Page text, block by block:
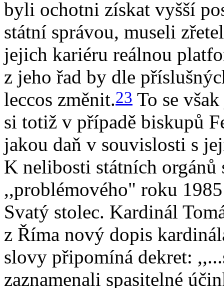
byli ochotni získat vyšší
státní správou, museli
jejich kariéru reálnou
z jeho řad by dle
leccos změnit.23 To se
si totiž v případě biskupů
jakou daň v souvislosti s
K nelibosti státních orgánů
,,problémového" roku
Svatý stolec. Kardinál
z Říma nový dopis
slovy připomíná dekret:
zaznamenali spasitelné